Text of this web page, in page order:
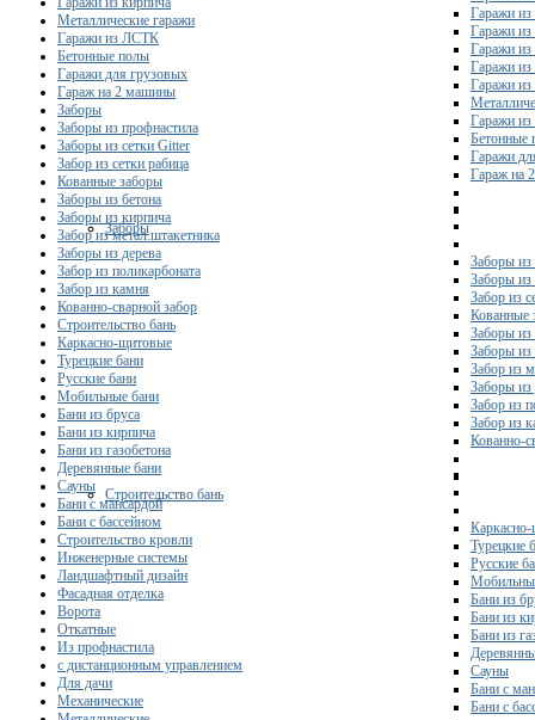
Гаражи из
Гаражи из
Гаражи из
Гаражи
Гаражи из
Гаражи
Бетонные
Гаражи
Гараж на
Заборы
Заборы из
Заборы из
Забор из
Кованные
Заборы из
Заборы из
Забор из
Заборы из
Забор из
Забор из
Кованно-
Строительство бань
Турецкие
Русские
Бани из
Бани из
Бани из
Сауны
Бани с
Бани с
Металлические гаражи
Гаражи из ЛСТК
Бетонные полы
Гаражи для грузовых
Гараж на 2 машины
Заборы
Заборы из профнастила
Заборы из сетки Gitter
Забор из сетки рабица
Кованные заборы
Заборы из бетона
Заборы из кирпича
Забор из метал.штакетника
Заборы из дерева
Забор из поликарбоната
Забор из камня
Кованно-сварной забор
Строительство бань
Каркасно-щитовые
Турецкие бани
Русские бани
Мобильные бани
Бани из бруса
Бани из кирпича
Бани из газобетона
Деревянные бани
Сауны
Бани с мансардой
Бани с бассейном
Строительство кровли
Инженерные системы
Ландшафтный дизайн
Фасадная отделка
Ворота
Откатные
Из профнастила
с дистанционным управлением
Для дачи
Механические